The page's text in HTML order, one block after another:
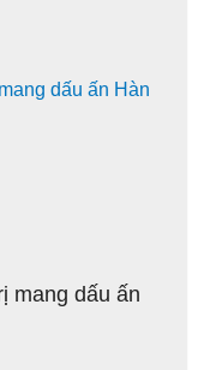
mang dấu ấn